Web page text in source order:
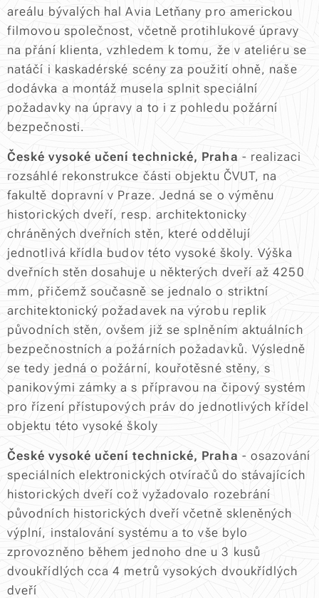
areálu bývalých hal Avia Letňany pro americkou
filmovou společnost, včetně protihlukové úpravy
na přání klienta, vzhledem k tomu, že v ateliéru se
natáčí i kaskadérské scény za použití ohně, naše
dodávka a montáž musela splnit speciální
požadavky na úpravy a to i z pohledu požární
bezpečnosti.
České vysoké učení technické, Praha - realizaci
rozsáhlé rekonstrukce části objektu ČVUT, na
fakultě dopravní v Praze. Jedná se o výměnu
historických dveří, resp. architektonicky
chráněných dveřních stěn, které oddělují
jednotlivá křídla budov této vysoké školy. Výška
dveřních stěn dosahuje u některých dveří až 4250
mm, přičemž současně se jednalo o striktní
architektonický požadavek na výrobu replik
původních stěn, ovšem již se splněním aktuálních
bezpečnostních a požárních požadavků. Výsledně
se tedy jedná o požární, kouřotěsné stěny, s
panikovými zámky a s přípravou na čipový systém
pro řízení přístupových práv do jednotlivých křídel
objektu této vysoké školy
České vysoké učení technické, Praha - osazování
speciálních elektronických otvíračů do stávajících
historických dveří což vyžadovalo rozebrání
původních historických dveří včetně skleněných
výplní, instalování systému a to vše bylo
zprovozněno během jednoho dne u 3 kusů
dvoukřídlých cca 4 metrů vysokých dvoukřídlých
dveří